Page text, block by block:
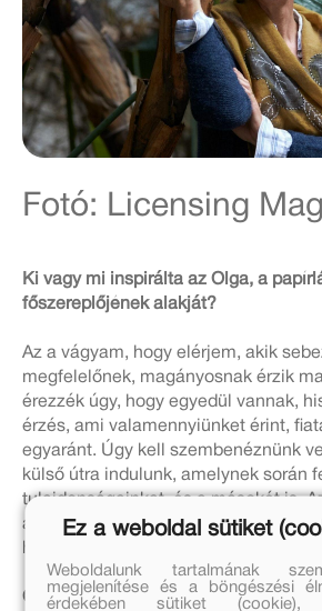
Fotó: Licensing
Ki vagy mi inspirálta az Olga, a
főszereplőjének alakját?
Az a vágyam, hogy elérjem, akik
megfelelőnek, magányosnak érzik
érezzék úgy, hogy egyedül vannak,
érzés, ami valamennyiünket érint,
egyaránt. Úgy kell szembenéznünk
külső útra indulunk, amelynek során
tulajdonságainkat, és a másokét is.
azok elfogadása, akik különböznek
hosszú utat jelent.
Olvasás közben felmerült bennem,
Ez a weboldal sütiket
Weboldalunk tartalmának
megjelenítése és a böngészési
érdekében sütiket